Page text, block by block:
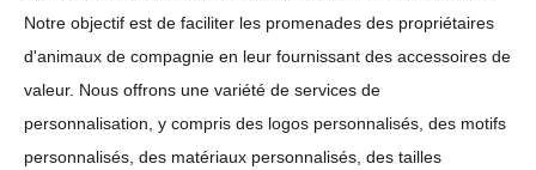
Notre objectif est de faciliter les promenades des propriétaires
d'animaux de compagnie en leur fournissant des accessoires de
valeur. Nous offrons une variété de services de
personnalisation, y compris des logos personnalisés, des motifs
personnalisés, des matériaux personnalisés, des tailles